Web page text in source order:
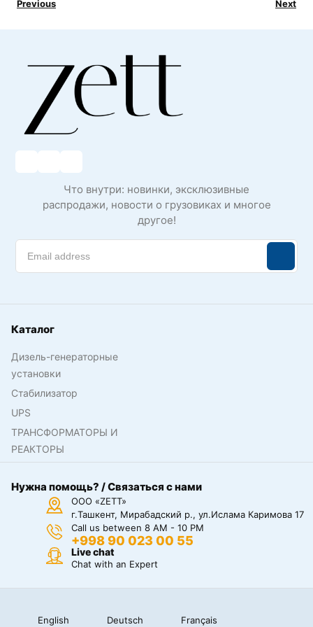
Previous Next
Что внутри: новинки, эксклюзивные
распродажи, новости о грузовиках и многое
другое!
Каталог
Дизель-генераторные
установки
Стабилизатор
UPS
ТРАНСФОРМАТОРЫ И
РЕАКТОРЫ
Нужна помощь? / Связаться с нами
ООО «ZETT»
г.Ташкент, Мирабадский р., ул.Ислама Каримова 17
Call us between 8 AM - 10 PM
+998 90 023 00 55
Live chat
Chat with an Expert
English Deutsch Français